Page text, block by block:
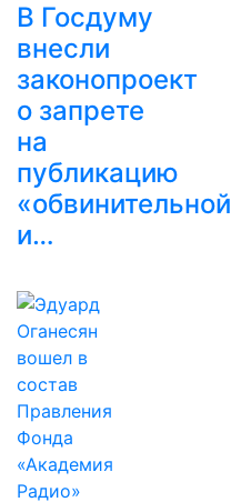
В Госдуму
внесли
законопроект
о запрете
на
публикацию
«обвинительной
и…